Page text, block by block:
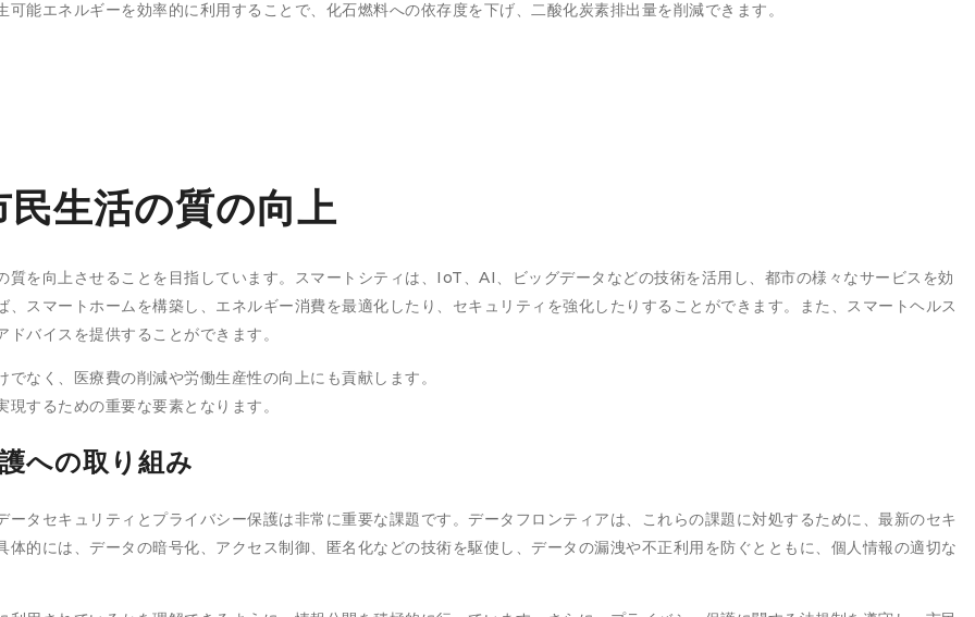
能エネルギーを効率的に利用することで、化石燃料への依存度を下げ、二酸化炭素排出量を削減できます。
生活の質の向上
を向上させることを目指しています。スマートシティは、IoT、AI、ビッグデータなどの技術を活用し、都市の様々なサービスを効
スマートホームを構築し、エネルギー消費を最適化したり、セキュリティを強化したりすることができます。また、スマートヘルス
バイスを提供することができます。
なく、医療費の削減や労働生産性の向上にも貢献します。
するための重要な要素となります。
への取り組み
タセキュリティとプライバシー保護は非常に重要な課題です。データフロンティアは、これらの課題に対処するために、最新のセキ
的には、データの暗号化、アクセス制御、匿名化などの技術を駆使し、データの漏洩や不正利用を防ぐとともに、個人情報の適切な